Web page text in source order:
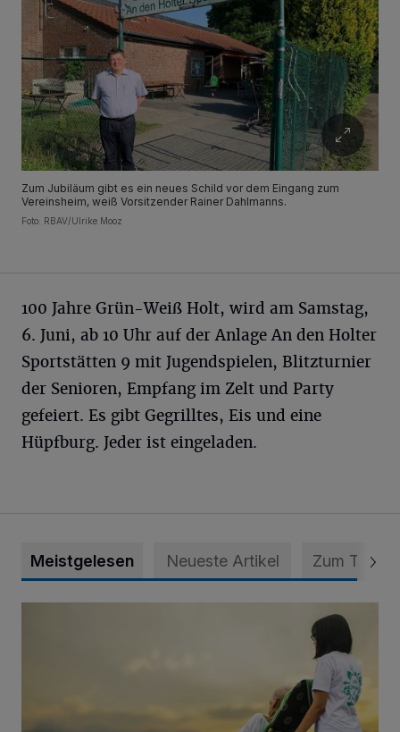
Zum Jubiläum gibt es ein neues Schild vor dem Eingang zum
Vereinsheim, weiß Vorsitzender Rainer Dahlmanns.
Foto: RBAV/Ulrike Mooz
100 Jahre Grün-Weiß Holt, wird am Samstag,
6. Juni, ab 10 Uhr auf der Anlage An den Holter
Sportstätten 9 mit Jugendspielen, Blitzturnier
der Senioren, Empfang im Zelt und Party
gefeiert. Es gibt Gegrilltes, Eis und eine
Hüpfburg. Jeder ist eingeladen.
Meistgelesen Neueste Artikel Zum Thema